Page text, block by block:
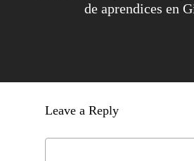
de aprendices en
Leave a Reply